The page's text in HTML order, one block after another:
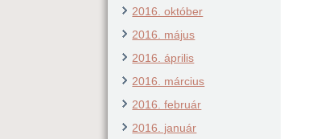
2016. október
2016. május
2016. április
2016. március
2016. február
2016. január